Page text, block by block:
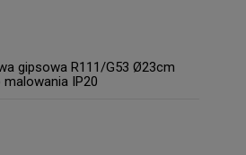
gipsowa R111/G53 Ø23cm
IP20